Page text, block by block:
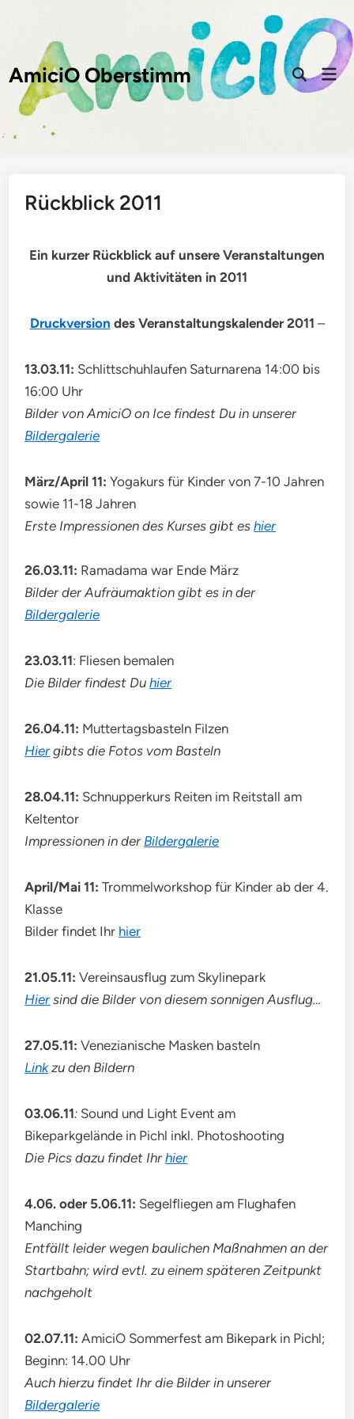
springen
AmiciO Oberstimm
Suche
öffnen
Rückblick 2011
Ein kurzer Rückblick auf unsere Veranstaltungen
und Aktivitäten in 2011
Druckversion des Veranstaltungskalender 2011 –
13.03.11: Schlittschuhlaufen Saturnarena 14:00 bis
16:00 Uhr
Bilder von AmiciO on Ice findest Du in unserer
Bildergalerie
März/April 11:Yogakurs für Kinder von 7-10 Jahren
sowie 11-18 Jahren
Erste Impressionen des Kurses gibt eshier
26.03.11: Ramadama war Ende März
Bilder der Aufräumaktion gibt es in der
Bildergalerie
23.03.11: Fliesen bemalen
Die Bilder findest Duhier
26.04.11: Muttertagsbasteln Filzen
Hiergibts die Fotos vom Basteln
28.04.11: Schnupperkurs Reiten im Reitstall am
Keltentor
Impressionen in der Bildergalerie
April/Mai 11:Trommelworkshop für Kinder ab der 4.
Klasse
Bilder findet Ihr hier
21.05.11: Vereinsausflug zum Skylinepark
Hiersind die Bilder von diesem sonnigen Ausflug…
27.05.11: Venezianische Masken basteln
Linkzu den Bildern
03.06.11: Sound und Light Event am
Bikeparkgelände in Pichl inkl. Photoshooting
Die Pics dazu findet Ihrhier
4.06. oder 5.06.11: Segelfliegen am Flughafen
Manching
Entfällt leider wegen baulichen Maßnahmen an der
Startbahn; wird evtl. zu einem späteren Zeitpunkt
nachgeholt
02.07.11: AmiciO Sommerfest am Bikepark in Pichl;
Beginn: 14.00 Uhr
Auch hierzu findet Ihr die Bilder in unserer
Bildergalerie